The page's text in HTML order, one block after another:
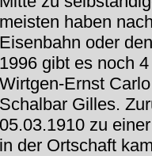
meisten haben
Eisenbahn oder
1996 gibt es noch
Wirtgen-Ernst
Schalbar Gilles.
05.03.1910 zu
in der Ortschaft